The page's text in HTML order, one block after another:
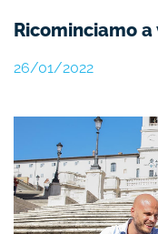
Ricominciamo
26/01/2022